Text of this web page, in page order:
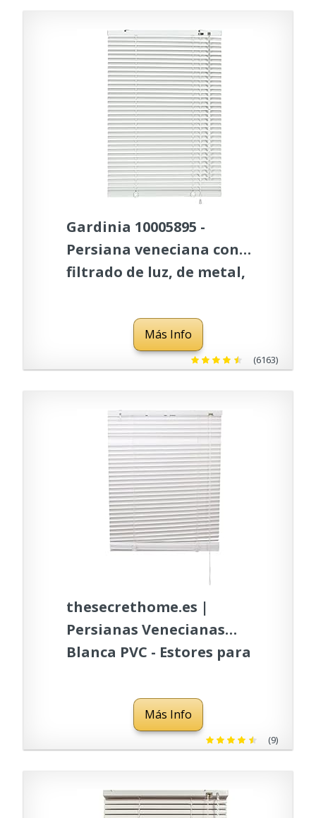
Gardinia 10005895 -
Persiana veneciana con
filtrado de luz, de metal,
Más Info
(6163)
thesecrethome.es |
Persianas Venecianas
Blanca PVC - Estores para
salón, Cocina, Dormitorio,
despacho (Ancho 140 x
Más Info
(9)